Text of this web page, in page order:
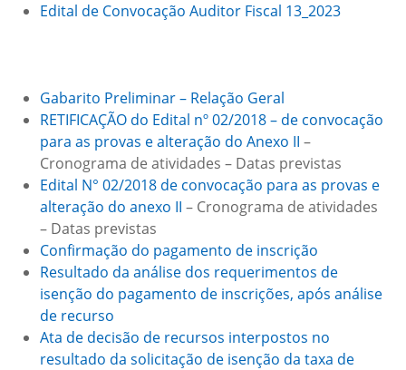
Edital de Convocação Auditor Fiscal 13_2023
Gabarito Preliminar – Relação Geral
RETIFICAÇÃO do Edital nº 02/2018 – de convocação
para as provas e alteração do Anexo II –
Cronograma de atividades – Datas previstas
Edital N° 02/2018 de convocação para as provas e
alteração do anexo II – Cronograma de atividades
– Datas previstas
Confirmação do pagamento de inscrição
Resultado da análise dos requerimentos de
isenção do pagamento de inscrições, após análise
de recurso
Ata de decisão de recursos interpostos no
resultado da solicitação de isenção da taxa de